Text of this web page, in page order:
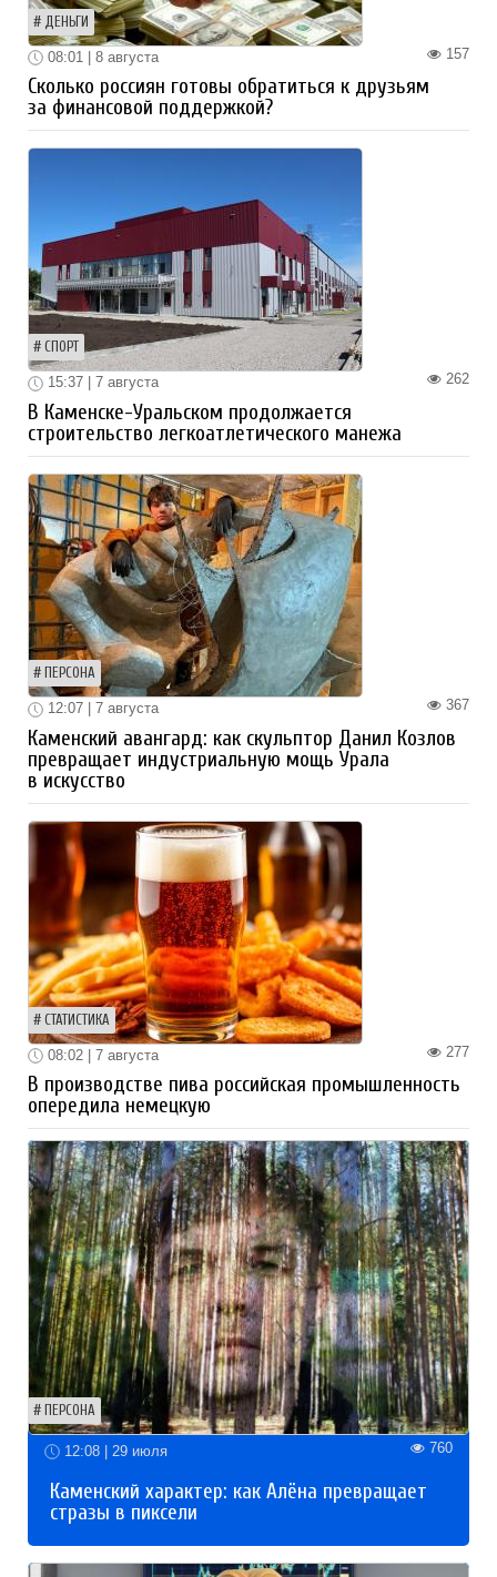
ДЕНЬГИ
157
08:01 | 8 августа
Сколько россиян готовы обратиться к друзьям
за финансовой поддержкой?
СПОРТ
262
15:37 | 7 августа
В Каменске-Уральском продолжается
строительство легкоатлетического манежа
ПЕРСОНА
367
12:07 | 7 августа
Каменский авангард: как скульптор Данил Козлов
превращает индустриальную мощь Урала
в искусство
СТАТИСТИКА
277
08:02 | 7 августа
В производстве пива российская промышленность
опередила немецкую
ПЕРСОНА
12:08 | 29 июля 760
Каменский характер: как Алёна превращает
стразы в пиксели